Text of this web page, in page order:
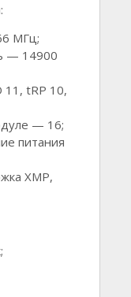
МГц;
— 14900
11, tRP 10,
— 16;
питания
XMP,